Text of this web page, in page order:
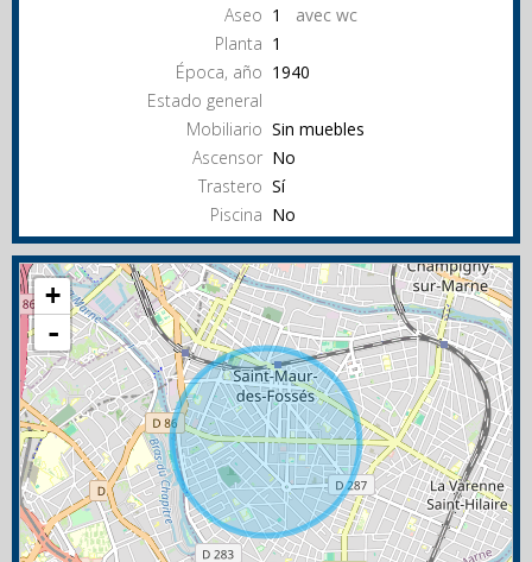
Aseo 1 avec wc
Planta 1
Época, año 1940
Estado general
Mobiliario Sin muebles
Ascensor No
Trastero Sí
Piscina No
+
-